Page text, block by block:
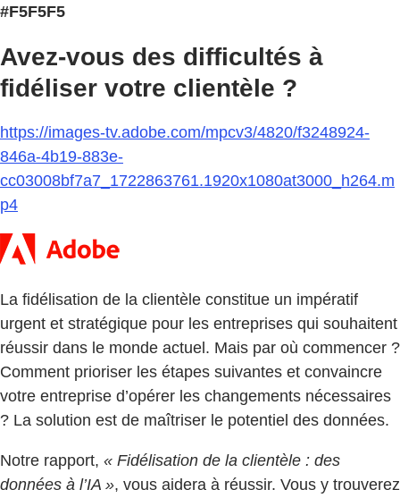
#F5F5F5
Avez-vous des difficultés à
fidéliser votre clientèle ?
https://images-tv.adobe.com/mpcv3/4820/f3248924-
846a-4b19-883e-
cc03008bf7a7_1722863761.1920x1080at3000_h264.m
p4
La fidélisation de la clientèle constitue un impératif
urgent et stratégique pour les entreprises qui souhaitent
réussir dans le monde actuel. Mais par où commencer ?
Comment prioriser les étapes suivantes et convaincre
votre entreprise d’opérer les changements nécessaires
? La solution est de maîtriser le potentiel des données.
Notre rapport, « Fidélisation de la clientèle : des
données à l’IA », vous aidera à réussir. Vous y trouverez